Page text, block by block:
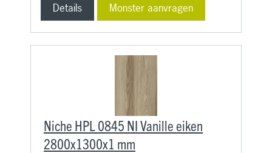
Details Monster aanvragen
Niche HPL 0845 NI Vanille eiken
2800x1300x1 mm